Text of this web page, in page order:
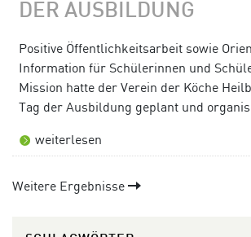
DER AUSBILDUNG
Positive Öffentlichkeitsarbeit sowie
Information für Schülerinnen und
Mission hatte der Verein der Köche
Tag der Ausbildung geplant und
weiterlesen
Weitere Ergebnisse